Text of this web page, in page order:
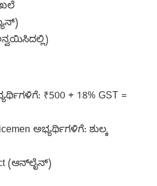
₹500 + 18% GST =
ಅಭ್ಯರ್ಥಿಗಳಿಗೆ: ಶುಲ್ಕ
(ಆನ್‌ಲೈನ್)